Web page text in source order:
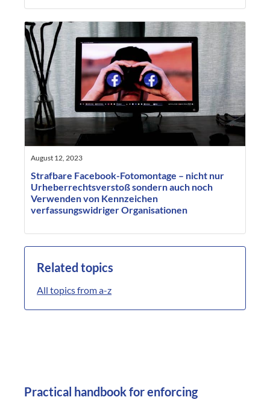
August 12, 2023
Strafbare Facebook-Fotomontage – nicht nur
Urheberrechtsverstoß sondern auch noch
Verwenden von Kennzeichen
verfassungswidriger Organisationen
Related topics
All topics from a-z
Practical handbook for enforcing